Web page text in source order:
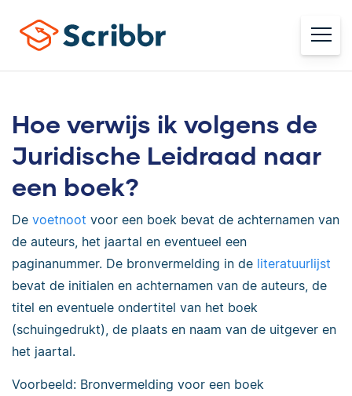
Hoe verwijs ik volgens de
Juridische Leidraad naar
een boek?
De voetnoot voor een boek bevat de achternamen van
de auteurs, het jaartal en eventueel een
paginanummer. De bronvermelding in de literatuurlijst
bevat de initialen en achternamen van de auteurs, de
titel en eventuele ondertitel van het boek
(schuingedrukt), de plaats en naam van de uitgever en
het jaartal.
Voorbeeld: Bronvermelding voor een boek